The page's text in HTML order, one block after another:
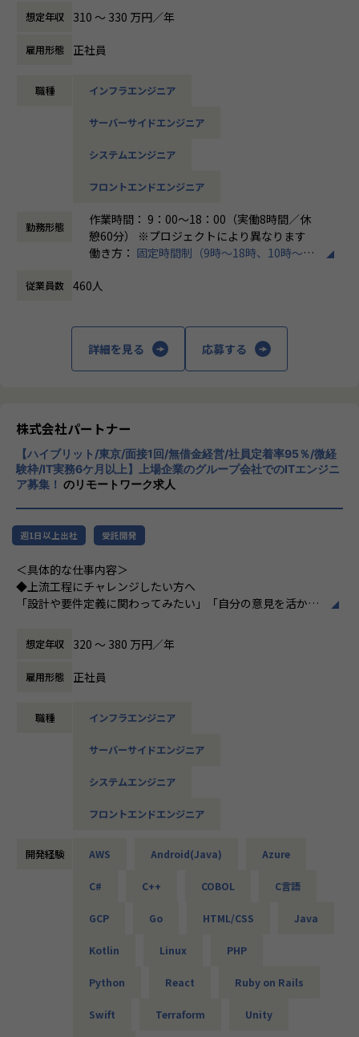
＜その他プロジェクト事例＞
・オンラインヨガプラットフォームの要件定義・設計（Rub
・自社ECサイトの新規立ち上げ（要件定義～運用／TypeScr
・大手メーカー向け製造システムの業務改善プロジェクト
・ECクラウド基盤設計（AWS／VMware）
・大手クライアント向け仮想環境移行・導入（Windows／A
ctive Directory）
＜安心のサポート体制＞
└配属先はチーム＋教育係体制で、すぐ相談できる環境を整
・営業＆キャリアアドバイザーが伴走
└日常的に連絡しやすく、安心して話せる関係性を構築。
・トラブル時は当日中に対応
└問題発生時は営業とアドバイザーが即対応し、迅速に調
整。
・勉強会・交流会を年2回実施
└他案件の社員ともつながれる場を用意。ナレッジ共有も活
発です。
会社の定める範囲
そんな方には700社以上の中からスキルや希望に合う案件を
ご紹介しています。
たとえば、ヨガ配信アプリやECサイトの新規開発、クラウド
設計など、上流フェーズから関われる案件も豊富です。ま
ひとりで悩まず、安心して挑戦できます。
◆落ち着いた環境で、長く働きたい方へ
OKの案件も多く、週2～3日出社が基本。残業は月9時間ほど
現場には教育担当がつき、月1回の面談やチャット相談も実
施。産休・育休の取得＆復帰率も100％と、ライフイベント
にも柔軟に対応しています。
◆マネジメントにも挑戦したい方へ
「PL/PMにステップアップしたい」「育成に関わる経験をし
てみたい」
回の面談を通じて方向性を確認しながら、段階的にマネジメ
ントスキルを磨けるようサポートします。リーダー未経験か
＜チーム組織構成＞
入社後は原則2名以上のチームに配属されるため、一人現場
や丸投げはないです。
また、経験値に応じて先輩がフォローに入り、定例MTGやチ
▼年齢構成
平均年齢32.5歳
▼定着率
95％（2024年8月時点／1年以内）
＜その他プロジェクト事例＞
・オンラインヨガプラットフォームの要件定義・設計（Rub
・自社ECサイトの新規立ち上げ（要件定義～運用／TypeScr
・大手メーカー向け製造システムの業務改善プロジェクト
・ECクラウド基盤設計（AWS／VMware）
・大手クライアント向け仮想環境移行・導入（Windows／A
＜安心のサポート体制＞
└配属先はチーム＋教育係体制で、すぐ相談できる環境を整
└入社直後は毎月、その後は隔月で面談。業務・人間関係・
想定年収 310 〜 330 万円／年
雇用形態 正社員
職種 インフラエンジニア
サーバーサイドエンジニア
システムエンジニア
フロントエンドエンジニア
勤務形態
作業時間： 9：00～18：00（実働8時間／休
憩60分） ※プロジェクトにより異なります
働き方： 固定時間制（9時～18時、10時～19
時間外労働の有無： 有（月平均20時間）
従業員数 460人
詳細を見る 応募する
株式会社パートナー
【ハイブリット/東京/面接1回/無借金経営/社員定着率95％/微経
験枠/IT実務6ケ月以上】上場企業のグループ会社でのITエンジニ
ア募集！ のリモートワーク求人
週1日以上出社 受託開発
＜具体的な仕事内容＞
◆上流工程にチャレンジしたい方へ
「設計や要件定義に関わってみたい」「自分の意見を活かせ
そんな方には700社以上の中からスキルや希望に合う案件を
ご紹介しています。
たとえば、ヨガ配信アプリやECサイトの新規開発、クラウド
設計など、上流フェーズから関われる案件も豊富です。ま
ひとりで悩まず、安心して挑戦できます。
◆落ち着いた環境で、長く働きたい方へ
OKの案件も多く、週2～3日出社が基本。残業は月9時間ほど
現場には教育担当がつき、月1回の面談やチャット相談も実
にも柔軟に対応しています。
◆マネジメントにも挑戦したい方へ
回の面談を通じて方向性を確認しながら、段階的にマネジメ
ら活躍している社員も多数。女性管理職も在籍しており、年
齢や性別を問わずフェアに評価される環境です。
想定年収 320 〜 380 万円／年
雇用形態 正社員
職種 インフラエンジニア
サーバーサイドエンジニア
システムエンジニア
フロントエンドエンジニア
開発経験 AWS Android(Java) Azure
C# C++ COBOL C言語
GCP Go HTML/CSS Java
Kotlin Linux PHP
Python React Ruby on Rails
Swift Terraform Unity